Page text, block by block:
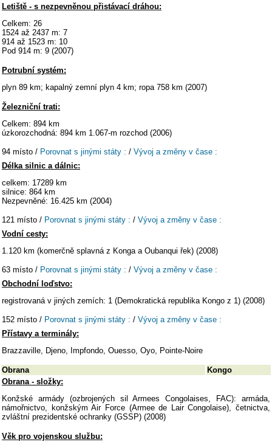
Letiště - s nezpevněnou přistávací dráhou:
Celkem: 26
1524 až 2437 m: 7
914 až 1523 m: 10
Pod 914 m: 9 (2007)
Potrubní systém:
plyn 89 km; kapalný zemní plyn 4 km; ropa 758 km (2007)
Železniční trati:
Celkem: 894 km
úzkorozchodná: 894 km 1.067-m rozchod (2006)
94 místo / Porovnat s jinými státy : / Vývoj a změny v čase :
Délka silnic a dálnic:
celkem: 17289 km
silnice: 864 km
Nezpevněné: 16.425 km (2004)
121 místo / Porovnat s jinými státy : / Vývoj a změny v čase :
Vodní cesty:
1.120 km (komerčně splavná z Konga a Oubanqui řek) (2008)
63 místo / Porovnat s jinými státy : / Vývoj a změny v čase :
Obchodní loďstvo:
registrovaná v jiných zemích: 1 (Demokratická republika Kongo z 1) (2008)
152 místo / Porovnat s jinými státy : / Vývoj a změny v čase :
Přístavy a terminály:
Brazzaville, Djeno, Impfondo, Ouesso, Oyo, Pointe-Noire
Obrana
Kongo
Obrana - složky:
Konžské armády (ozbrojených sil Armees Congolaises, FAC): armáda,
námořnictvo, konžským Air Force (Armee de Lair Congolaise), četnictva,
zvláštní prezidentské ochranky (GSSP) (2008)
Věk pro vojenskou službu: